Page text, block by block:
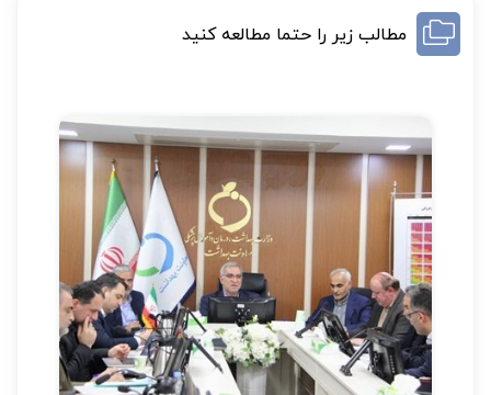
مطالب زیر را حتما مطالعه کنید